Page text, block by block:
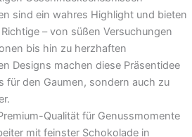
sind ein wahres Highlight und bieten
– von süßen Versuchungen
bis hin zu herzhaften
Designs machen diese Präsentidee
für den Gaumen, sondern auch zu
Qualität für Genussmomente
mit feinster Schokolade in